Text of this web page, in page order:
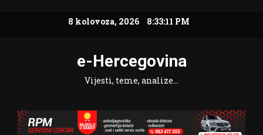
8 kolovoza, 2026 8:33:11 PM
e-Hercegovina
Vijesti, teme, analize…